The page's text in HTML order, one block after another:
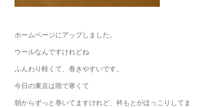
ホームページにアップしました。
ウールなんですけれどね
ふんわり軽くて、巻きやすいです。
今日の東京は雨で寒くて
朝からずっと巻いてますけれど、衿もとがほっこりしてま